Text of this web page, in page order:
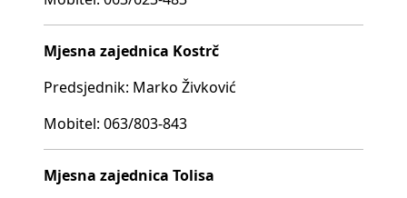
Mjesna zajednica Kostrč
Predsjednik: Marko Živković
Mobitel: 063/803-843
Mjesna zajednica Tolisa